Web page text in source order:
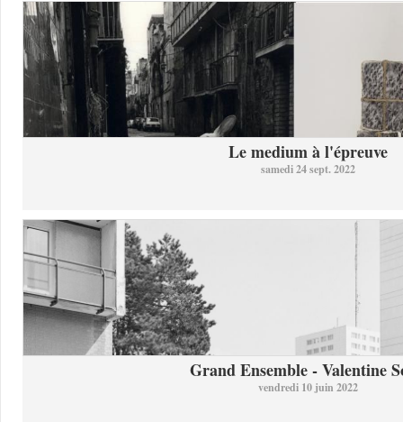
Le medium à l'épreuve
samedi 24 sept. 2022
Grand Ensemble - Valentine
vendredi 10 juin 2022